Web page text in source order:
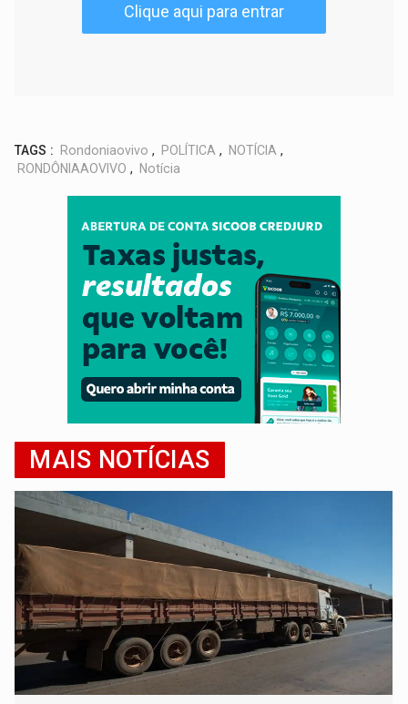
Clique aqui para entrar
TAGS : Rondoniaovivo , POLÍTICA , NOTÍCIA ,
RONDÔNIAAOVIVO , Notícia
MAIS NOTÍCIAS